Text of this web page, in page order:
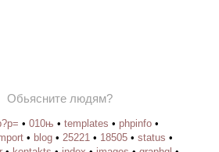
Обьясните людям?
• 010њ • templates • phpinfo •
• blog • 25221 • 18505 • status •